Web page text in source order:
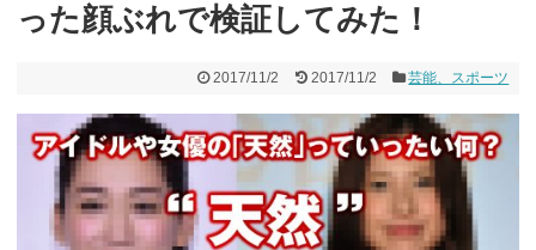
った顔ぶれで検証してみた！
2017/11/2 2017/11/2 芸能、スポーツ